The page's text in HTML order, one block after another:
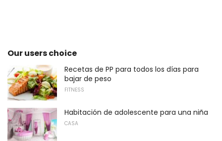
Our users choice
Recetas de PP para todos los días para
bajar de peso
FITNESS
Habitación de adolescente para una niña
CASA